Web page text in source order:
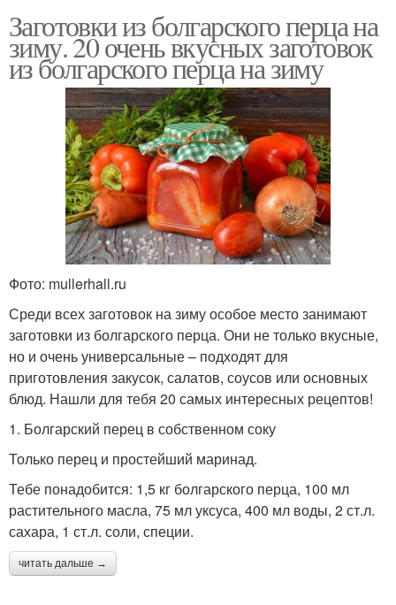
Заготовки из болгарского перца на
зиму. 20 очень вкусных заготовок
из болгарского перца на зиму
Фото: mullerhall.ru
Среди всех заготовок на зиму особое место занимают
заготовки из болгарского перца. Они не только вкусные,
но и очень универсальные – подходят для
приготовления закусок, салатов, соусов или основных
блюд. Нашли для тебя 20 самых интересных рецептов!
1. Болгарский перец в собственном соку
Только перец и простейший маринад.
Тебе понадобится: 1,5 кг болгарского перца, 100 мл
растительного масла, 75 мл уксуса, 400 мл воды, 2 ст.л.
сахара, 1 ст.л. соли, специи.
читать дальше →